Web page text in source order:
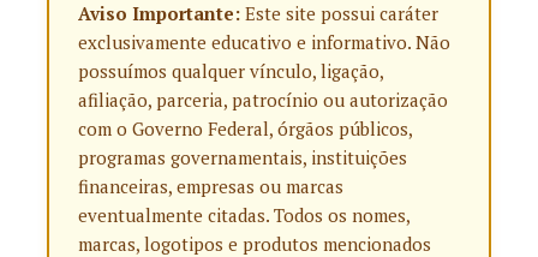
Aviso Importante: Este site possui caráter
exclusivamente educativo e informativo. Não
possuímos qualquer vínculo, ligação,
afiliação, parceria, patrocínio ou autorização
com o Governo Federal, órgãos públicos,
programas governamentais, instituições
financeiras, empresas ou marcas
eventualmente citadas. Todos os nomes,
marcas, logotipos e produtos mencionados